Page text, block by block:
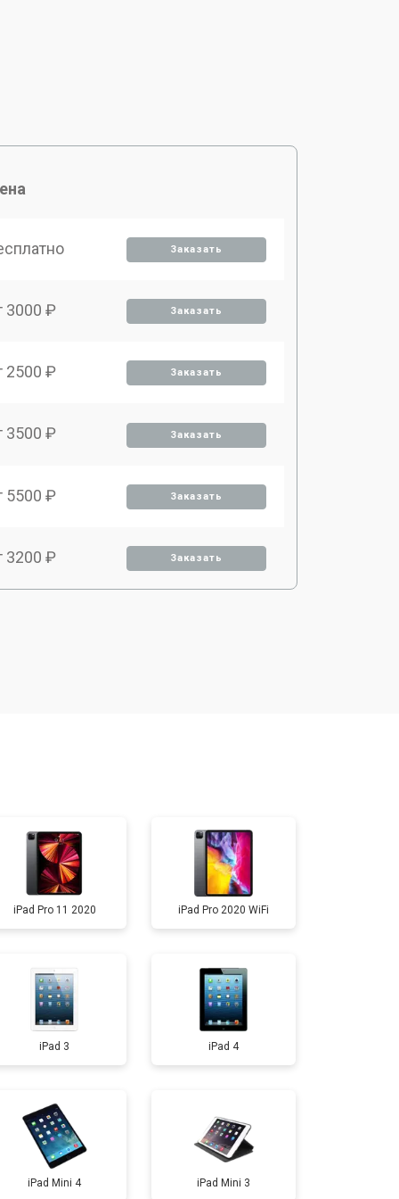
Заказать
3000 ₽ Заказать
2500 ₽ Заказать
3500 ₽ Заказать
5500 ₽ Заказать
3200 ₽ Заказать
4500 ₽ Заказать
2500 ₽ Заказать
iPad Pro 11 2020 iPad Pro 2020 WiFi
iPad 3 iPad 4
iPad Mini 4 iPad Mini 3